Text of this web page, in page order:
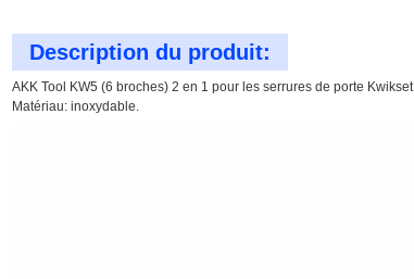
Description du produit:
AKK Tool KW5 (6 broches) 2 en 1 pour les serrures de porte Kwikset
Matériau: inoxydable.